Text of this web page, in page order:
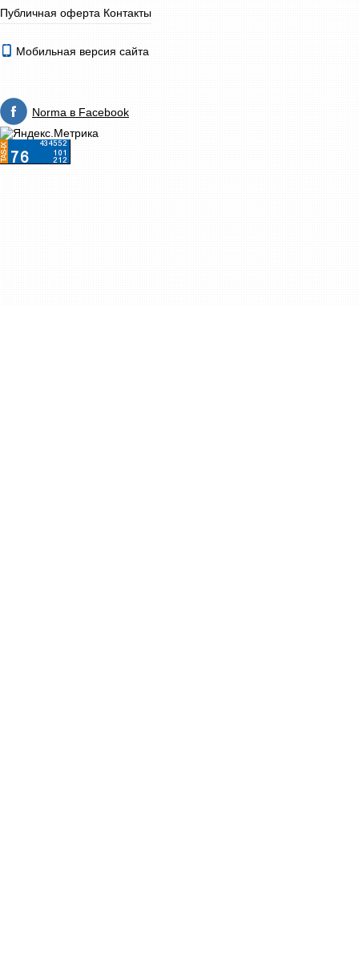
Публичная оферта Контакты
Мобильная версия сайта
Norma в Facebook